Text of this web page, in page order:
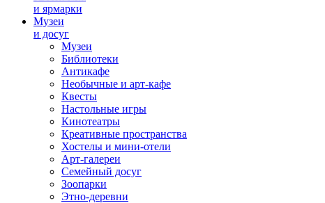
и ярмарки
Музеи
и досуг
Музеи
Библиотеки
Антикафе
Необычные и арт-кафе
Квесты
Настольные игры
Кинотеатры
Креативные пространства
Хостелы и мини-отели
Арт-галереи
Семейный досуг
Зоопарки
Этно-деревни